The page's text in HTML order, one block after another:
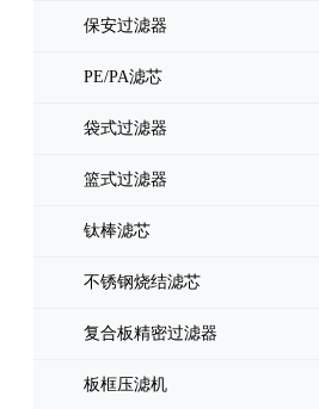
保安过滤器
PE/PA滤芯
袋式过滤器
篮式过滤器
钛棒滤芯
不锈钢烧结滤芯
复合板精密过滤器
板框压滤机